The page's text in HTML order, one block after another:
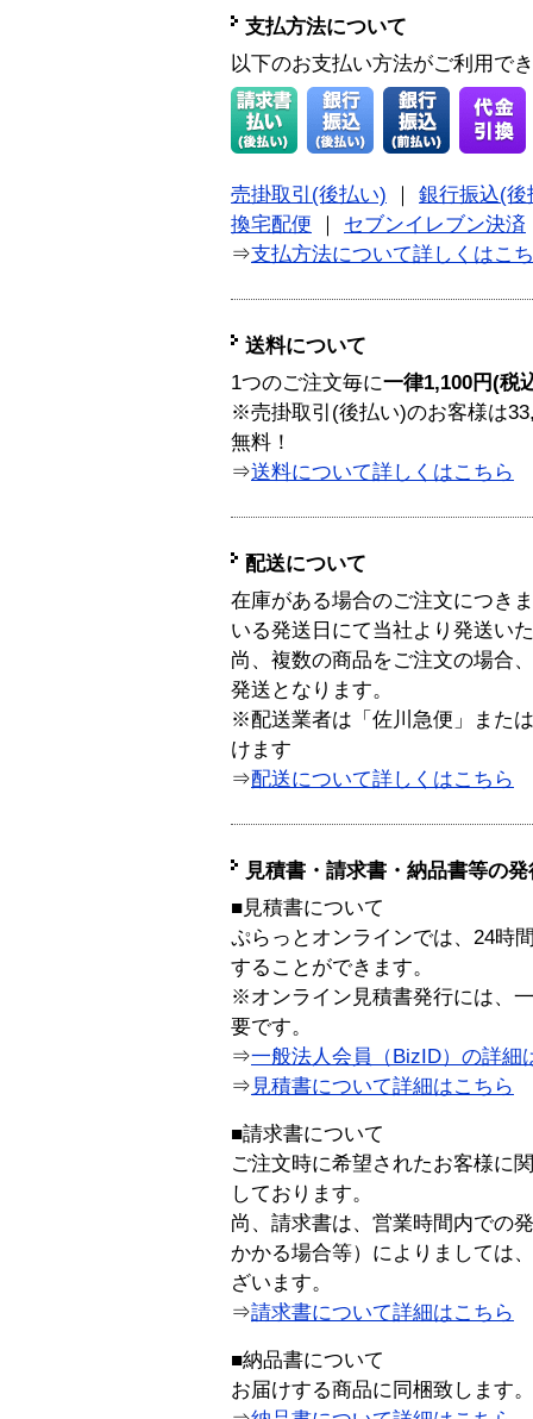
支払方法について
以下のお支払い方法がご利用で
売掛取引(後払い)
銀行振込(後
換宅配便
セブンイレブン決済
⇒支払方法について詳しくはこ
送料について
1つのご注文毎に一律1,100円(税
※売掛取引(後払い)のお客様は
無料！
⇒送料について詳しくはこちら
配送について
在庫がある場合のご注文につき
いる発送日にて当社より発送い
尚、複数の商品をご注文の場合
発送となります。
※配送業者は「佐川急便」また
けます
⇒配送について詳しくはこちら
見積書・請求書・納品書等の
■見積書について
ぷらっとオンラインでは、24時
することができます。
※オンライン見積書発行には、
要です。
⇒一般法人会員（BizID）の詳細
⇒ 見積書について詳細はこちら
■請求書について
ご注文時に希望されたお客様に
しております。
尚、請求書は、営業時間内での
かかる場合等）によりましては
ざいます。
⇒請求書について詳細はこちら
■納品書について
お届けする商品に同梱致します。